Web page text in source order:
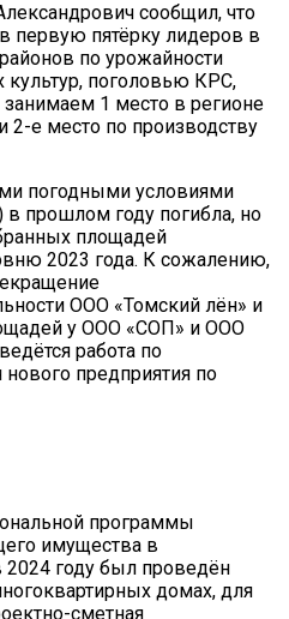
сообщил, что
первую пятёрку лидеров в
по урожайности
поголовью КРС,
1 место в регионе
2-е место по производству
погодными условиями
в прошлом году погибла, но
площадей
2023 года. К сожалению,
ООО «Томский лён» и
у ООО «СОП» и ООО
работа по
предприятия по
программы
имущества в
году был проведён
домах, для
сметная